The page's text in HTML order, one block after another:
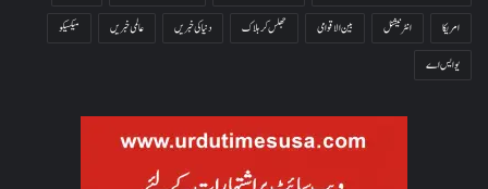
امریکا
انٹرنیشنل بین الاقوامی جھلس کر ہلاک دنیا کی خبریں عالمی خبریں
میکسیکو
یو ایس اے